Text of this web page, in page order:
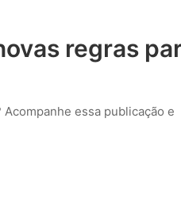
regras
essa publicação e